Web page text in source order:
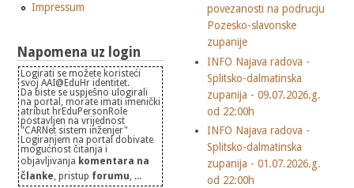
Impressum
Napomena uz login
Logirati se možete koristeći
svoj AAI@EduHr identitet.
Da biste se uspješno ulogirali
na portal, morate imati imenički
atribut hrEduPersonRole
postavljen na vrijednost
"CARNet sistem inženjer"
Logiranjem na portal dobivate
mogućnost čitanja i
objavljivanja komentara na
članke, pristup forumu, ...
povezanosti na podrucju
Pozesko-slavonske
zupanije
INFO Najava radova -
Splitsko-dalmatinska
zupanija - 09.07.2026.g.
od 22:00h
INFO Najava radova -
Splitsko-dalmatinska
zupanija - 01.07.2026.g.
od 22:00h